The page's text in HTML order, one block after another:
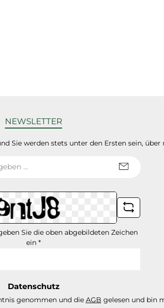
NEWSLETTER
Sie werden stets unter den Ersten sein,
Sie die oben abgebildeten Zeichen
ein *
Datenschutz
genommen und die AGB gelesen und bin